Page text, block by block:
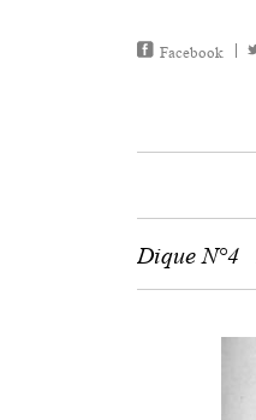
Facebook
Dique N°4